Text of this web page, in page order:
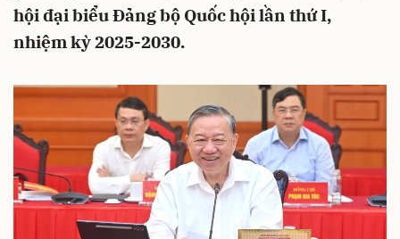
hội đại biểu Đảng bộ Quốc hội lần thứ I,
nhiệm kỳ 2025-2030.